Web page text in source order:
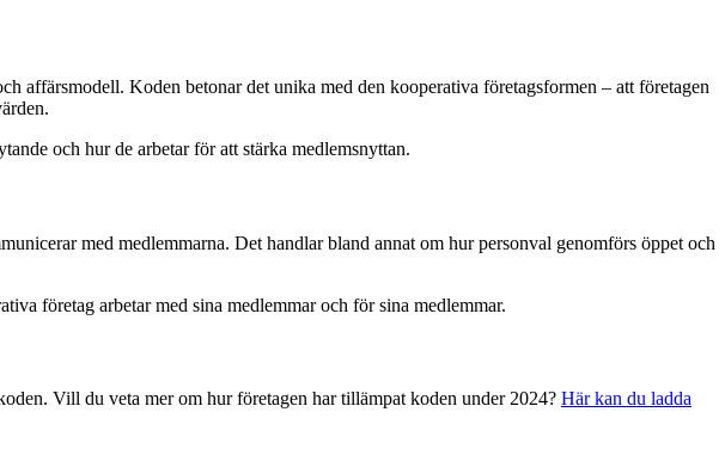
affärsmodell. Koden betonar det unika med den kooperativa företagsformen – att företagen
och hur de arbetar för att stärka medlemsnyttan.
med medlemmarna. Det handlar bland annat om hur personval genomförs öppet och
företag arbetar med sina medlemmar och för sina medlemmar.
Vill du veta mer om hur företagen har tillämpat koden under 2024? Här kan du ladda